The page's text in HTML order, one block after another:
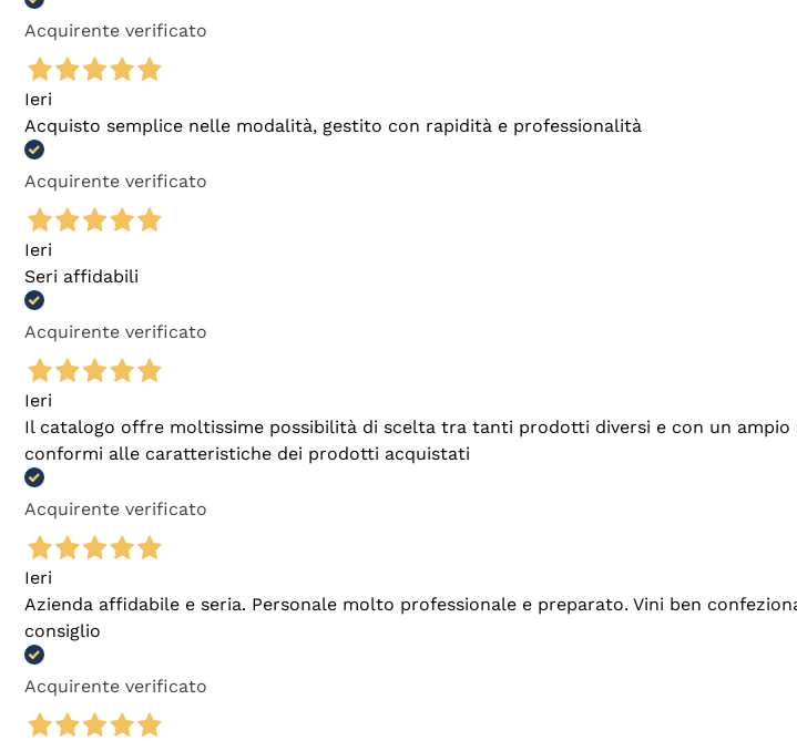
Acquirente verificato
Ieri
Acquisto semplice nelle modalità, gestito con rapidità e professionalità
Acquirente verificato
Ieri
Seri affidabili
Acquirente verificato
Ieri
Il catalogo offre moltissime possibilità di scelta tra tanti prodotti diversi e con un
conformi alle caratteristiche dei prodotti acquistati
Acquirente verificato
Ieri
Azienda affidabile e seria. Personale molto professionale e preparato. Vini ben
consiglio
Acquirente verificato